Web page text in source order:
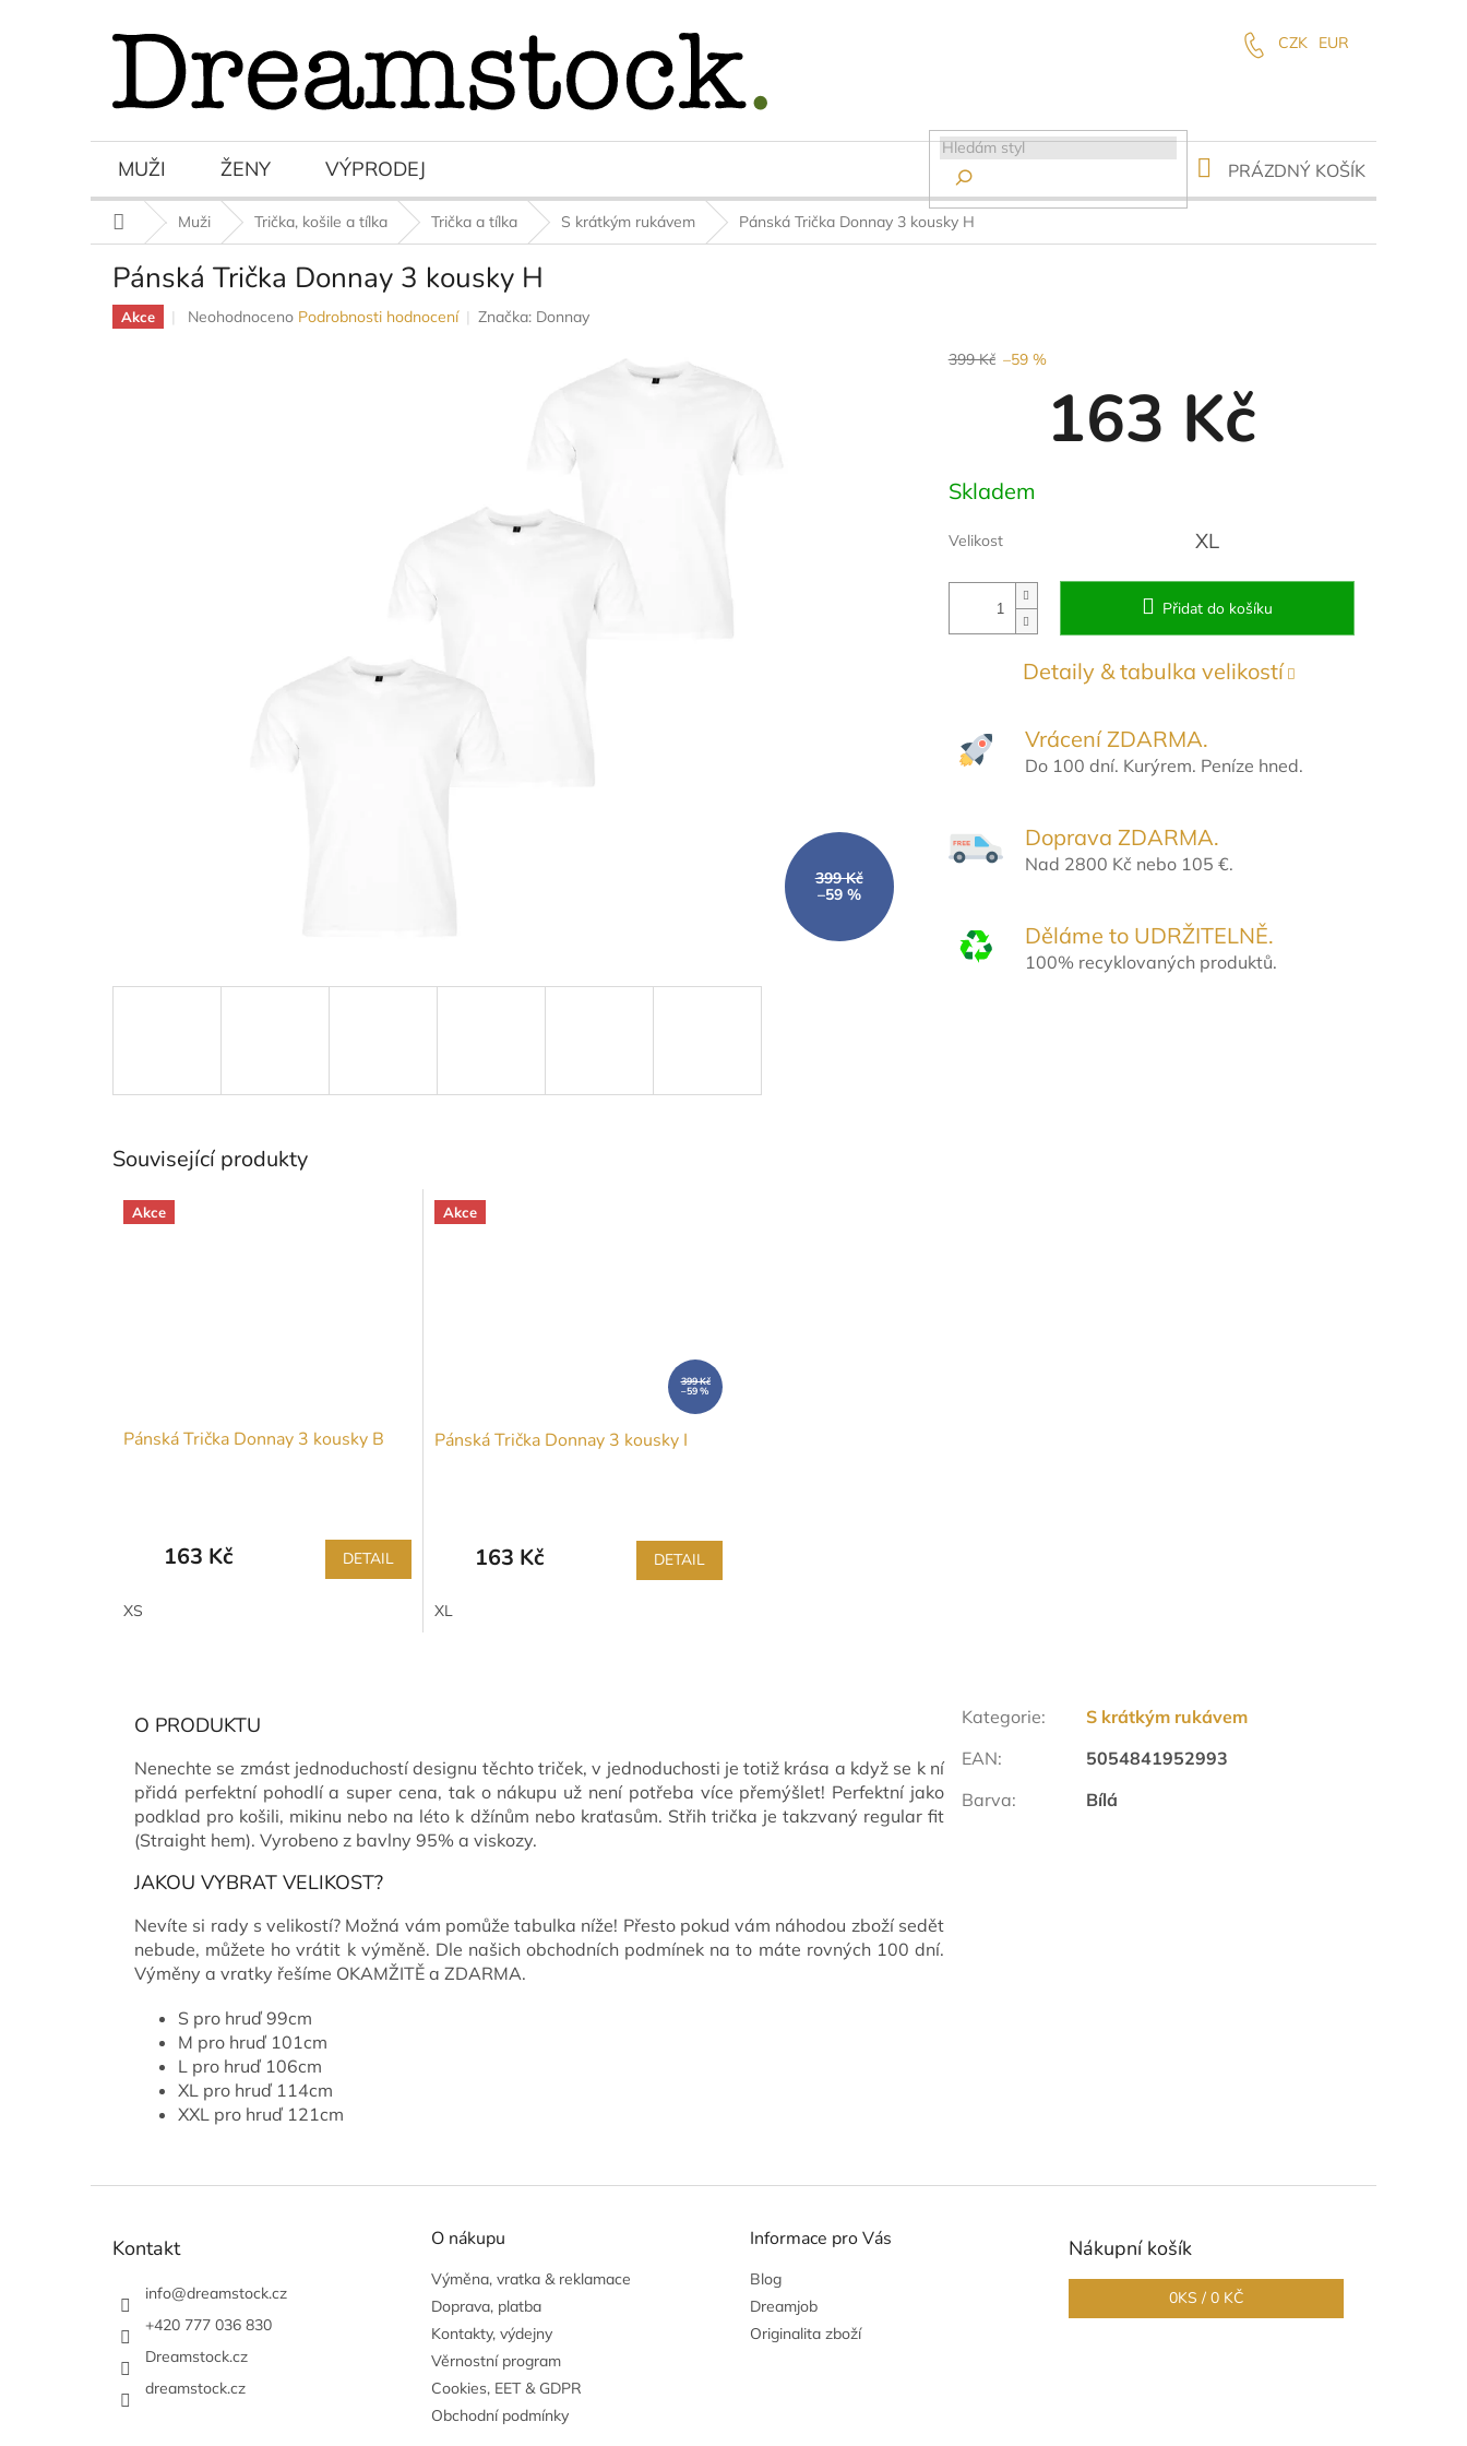
CZK EUR
MUŽI ŽENY VÝPRODEJ 
NÁKUPNÍ
KOŠÍK
PRÁZDNÝ KOŠÍK
Domů Muži Trička, košile a tílka Trička a tílka S krátkým rukávem Pánská Trička Donnay 3 kousky H
Pánská Trička Donnay 3 kousky H
Akce
Průměrné
Neohodnoceno Podrobnosti hodnocení Značka: Donnay
399 Kč
–59 %
399 Kč –59 %
163 Kč
Měrná
cena:
Skladem
Velikost XL
Přidat do košíku
Detaily & tabulka velikostí
Vrácení ZDARMA.
Do 100 dní. Kurýrem. Peníze hned.
Doprava ZDARMA.
Nad 2800 Kč nebo 105 €.
Děláme to UDRŽITELNĚ.
100% recyklovaných produktů.
Související produkty
Akce
Pánská Trička Donnay 3 kousky B
163 Kč DETAIL
XS
Akce
399 Kč
–59 %
Pánská Trička Donnay 3 kousky I
163 Kč DETAIL
XL
O PRODUKTU
Nenechte se zmást jednoduchostí designu těchto triček, v jednoduchosti je totiž krása a když se k ní
přidá perfektní pohodlí a super cena, tak o nákupu už není potřeba více přemýšlet! Perfektní jako
podklad pro košili, mikinu nebo na léto k džínům nebo kraťasům. Střih trička je takzvaný regular fit
(Straight hem). Vyrobeno z bavlny 95% a viskozy.
JAKOU VYBRAT VELIKOST?
Nevíte si rady s velikostí? Možná vám pomůže tabulka níže! Přesto pokud vám náhodou zboží sedět
nebude, můžete ho vrátit k výměně. Dle našich obchodních podmínek na to máte rovných 100 dní.
Výměny a vratky řešíme OKAMŽITĚ a ZDARMA.
S pro hruď 99cm
M pro hruď 101cm
L pro hruď 106cm
XL pro hruď 114cm
XXL pro hruď 121cm
Kategorie:
S krátkým rukávem
EAN:
5054841952993
Barva: Bílá
Kontakt
info@dreamstock.cz
+420 777 036 830
Dreamstock.cz
dreamstock.cz
O nákupu
Výměna, vratka & reklamace
Doprava, platba
Kontakty, výdejny
Věrnostní program
Cookies, EET & GDPR
Obchodní podmínky
Informace pro Vás
Blog
Dreamjob
Originalita zboží
Nákupní košík
0KS / 0 KČ